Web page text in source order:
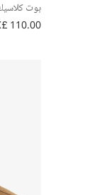
بوت
110.00